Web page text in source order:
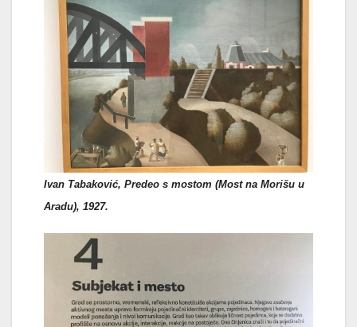
Ivan Tabaković, Predeo s mostom (Most na Morišu u
Aradu), 1927.